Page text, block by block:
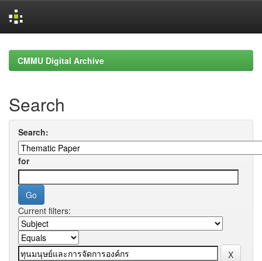
navigationCMMU Digital Archive
Search
Search:
for
Current filters: